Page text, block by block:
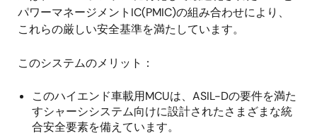
パワーマネージメントIC(PMIC)の組み合わせにより、
これらの厳しい安全基準を満たしています。
このシステムのメリット：
このハイエンド車載用MCUは、ASIL-Dの要件を満た
すシャーシシステム向けに設計されたさまざまな統
合安全要素を備えています。